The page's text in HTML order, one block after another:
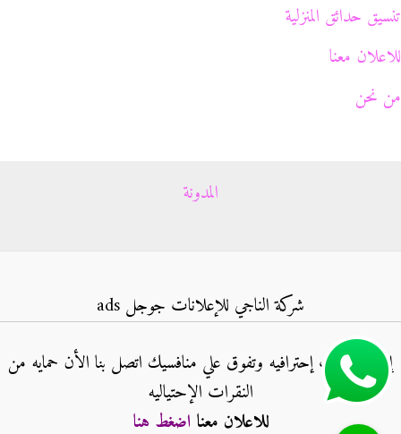
تنسيق حدائق المنزلية
للاعلان معنا
من نحن
المدونة
شركة الناجي للإعلانات جوجل ads
إنشاء حملات إحترافيه وتفوق علي منافسيك اتصل بنا الأن حمايه من
النقرات الإحتياليه
للاعلان معنا اضغط هنا